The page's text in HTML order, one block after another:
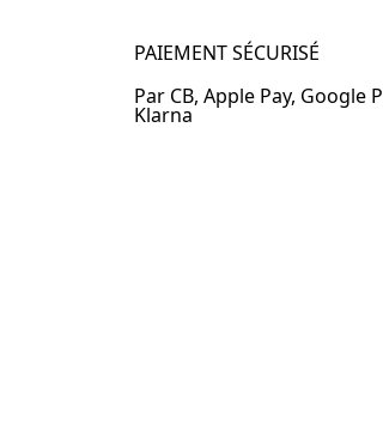
PAIEMENT SÉCURISÉ
Par CB, Apple Pay, Google
Klarna